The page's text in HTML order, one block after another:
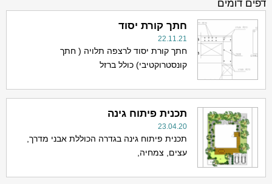
דפים דומים
חתך קורת יסוד
22.11.21
חתך קורת יסוד לרצפה תלויה ( חתך
קונסטרוקטיבי) כולל ברזל
תכנית פיתוח גינה
23.04.20
תכנית פיתוח גינה בגדרה הכוללת אבני מדרך,
עצים, צמחיה,